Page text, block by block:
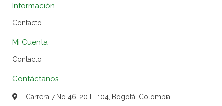
Información
Contacto
Mi Cuenta
Contacto
Contáctanos
Carrera 7 No 46-20 L. 104, Bogotá, Colombia